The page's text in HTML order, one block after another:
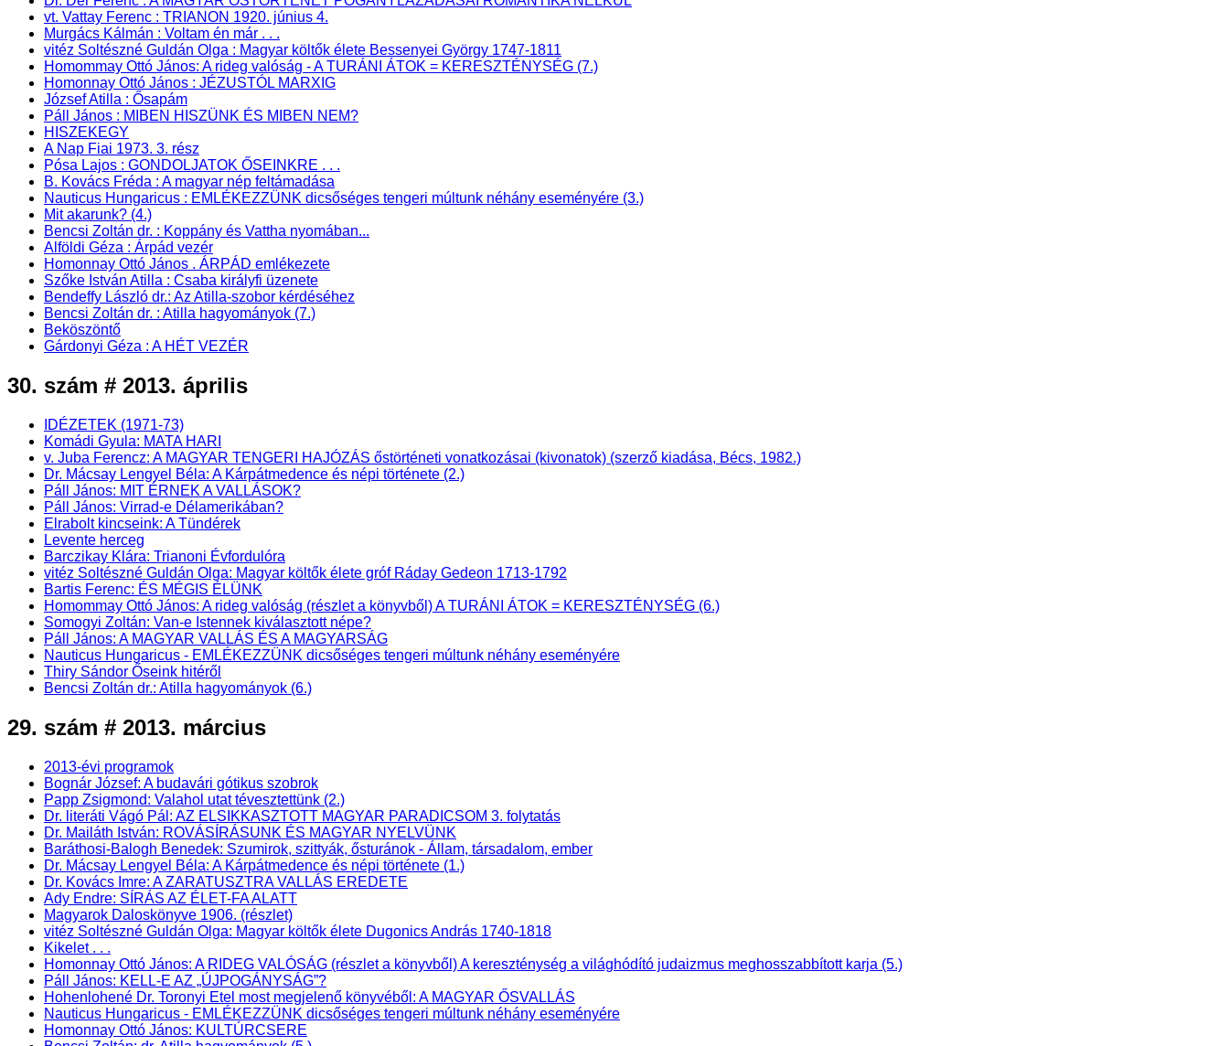
vt. Vattay Ferenc : TRIANON 1920. június 4.
Murgács Kálmán : Voltam én már . . .
vitéz Soltészné Guldán Olga : Magyar költők élete Bessenyei György 1747-1811
Homommay Ottó János: A rideg valóság - A TURÁNI ÁTOK = KERESZTÉNYSÉG (7.)
Homonnay Ottó János : JÉZUSTÓL MARXIG
József Atilla : Ősapám
Páll János : MIBEN HISZÜNK ÉS MIBEN NEM?
HISZEKEGY
A Nap Fiai 1973. 3. rész
Pósa Lajos : GONDOLJATOK ŐSEINKRE . . .
B. Kovács Fréda : A magyar nép feltámadása
Nauticus Hungaricus : EMLÉKEZZÜNK dicsőséges tengeri múltunk néhány eseményére (3.)
Mit akarunk? (4.)
Bencsi Zoltán dr. : Koppány és Vattha nyomában...
Alföldi Géza : Árpád vezér
Homonnay Ottó János . ÁRPÁD emlékezete
Szőke István Atilla : Csaba királyfi üzenete
Bendeffy László dr.: Az Atilla-szobor kérdéséhez
Bencsi Zoltán dr. : Atilla hagyományok (7.)
Beköszöntő
Gárdonyi Géza : A HÉT VEZÉR
30. szám # 2013. április
IDÉZETEK (1971-73)
Komádi Gyula: MATA HARI
v. Juba Ferencz: A MAGYAR TENGERI HAJÓZÁS őstörténeti vonatkozásai (kivonatok) (szerző kiadása, Bécs, 1982.)
Dr. Mácsay Lengyel Béla: A Kárpátmedence és népi története (2.)
Páll János: MIT ÉRNEK A VALLÁSOK?
Páll János: Virrad-e Délamerikában?
Elrabolt kincseink: A Tündérek
Levente herceg
Barczikay Klára: Trianoni Évfordulóra
vitéz Soltészné Guldán Olga: Magyar költők élete gróf Ráday Gedeon 1713-1792
Bartis Ferenc: ÉS MÉGIS ÉLÜNK
Homommay Ottó János: A rideg valóság (részlet a könyvből) A TURÁNI ÁTOK = KERESZTÉNYSÉG (6.)
Somogyi Zoltán: Van-e Istennek kiválasztott népe?
Páll János: A MAGYAR VALLÁS ÉS A MAGYARSÁG
Nauticus Hungaricus - EMLÉKEZZÜNK dicsőséges tengeri múltunk néhány eseményére
Thiry Sándor Őseink hitéről
Bencsi Zoltán dr.: Atilla hagyományok (6.)
29. szám # 2013. március
2013-évi programok
Bognár József: A budavári gótikus szobrok
Papp Zsigmond: Valahol utat tévesztettünk (2.)
Dr. literáti Vágó Pál: AZ ELSIKKASZTOTT MAGYAR PARADICSOM 3. folytatás
Dr. Mailáth István: ROVÁSÍRÁSUNK ÉS MAGYAR NYELVÜNK
Baráthosi-Balogh Benedek: Szumirok, szittyák, ősturánok - Állam, társadalom, ember
Dr. Mácsay Lengyel Béla: A Kárpátmedence és népi története (1.)
Dr. Kovács Imre: A ZARATUSZTRA VALLÁS EREDETE
Ady Endre: SÍRÁS AZ ÉLET-FA ALATT
Magyarok Daloskönyve 1906. (részlet)
vitéz Soltészné Guldán Olga: Magyar költők élete Dugonics András 1740-1818
Kikelet . . .
Homonnay Ottó János: A RIDEG VALÓSÁG (részlet a könyvből) A kereszténység a világhódító judaizmus meghosszabbított karja (5.)
Páll János: KELL-E AZ „ÚJPOGÁNYSÁG”?
Hohenlohené Dr. Toronyi Etel most megjelenő könyvéből: A MAGYAR ŐSVALLÁS
Nauticus Hungaricus - EMLÉKEZZÜNK dicsőséges tengeri múltunk néhány eseményére
Homonnay Ottó János: KULTÚRCSERE